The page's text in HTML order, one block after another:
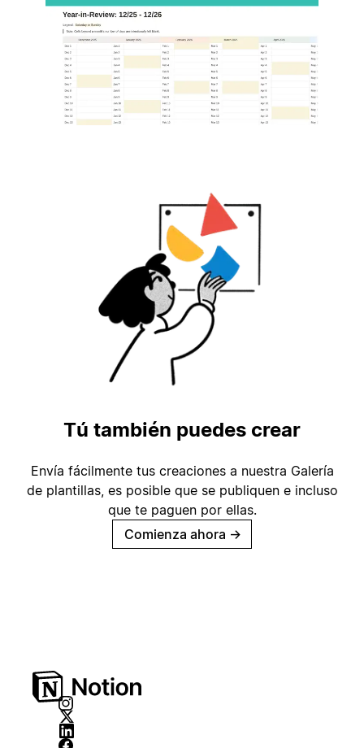
Tú también puedes crear
Envía fácilmente tus creaciones a nuestra Galería
de plantillas, es posible que se publiquen e incluso
que te paguen por ellas.
Comienza ahora →